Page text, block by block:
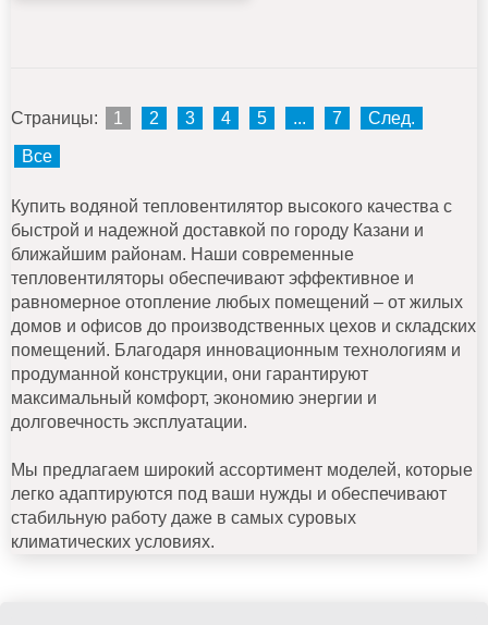
Страницы: 1 2 3 4 5 ... 7 След.
Все
Купить водяной тепловентилятор высокого качества с
быстрой и надежной доставкой по городу Казани и
ближайшим районам. Наши современные
тепловентиляторы обеспечивают эффективное и
равномерное отопление любых помещений – от жилых
домов и офисов до производственных цехов и складских
помещений. Благодаря инновационным технологиям и
продуманной конструкции, они гарантируют
максимальный комфорт, экономию энергии и
долговечность эксплуатации.
Мы предлагаем широкий ассортимент моделей, которые
легко адаптируются под ваши нужды и обеспечивают
стабильную работу даже в самых суровых
климатических условиях.